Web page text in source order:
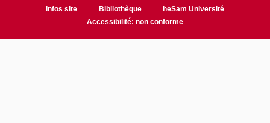
Infos site Bibliothèque
heSam Université
Accessibilité: non conforme